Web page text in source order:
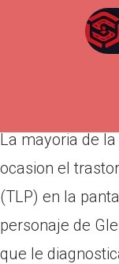
Juegos de el
La mayoria de
ocasion el
(TLP) en la
personaje de
que le